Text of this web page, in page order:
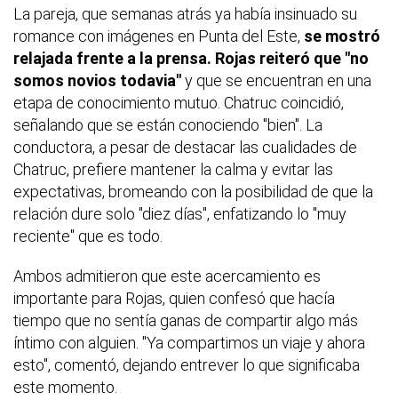
La pareja, que semanas atrás ya había insinuado su
romance con imágenes en Punta del Este, se mostró
relajada frente a la prensa. Rojas reiteró que "no
somos novios todavia"y que se encuentran en una
etapa de conocimiento mutuo. Chatruc coincidió,
señalando que se están conociendo "bien". La
conductora, a pesar de destacar las cualidades de
Chatruc, prefiere mantener la calma y evitar las
expectativas, bromeando con la posibilidad de que la
relación dure solo "diez días", enfatizando lo "muy
reciente" que es todo.
Ambos admitieron que este acercamiento es
importante para Rojas, quien confesó que hacía
tiempo que no sentía ganas de compartir algo más
íntimo con alguien. "Ya compartimos un viaje y ahora
esto", comentó, dejando entrever lo que significaba
este momento.